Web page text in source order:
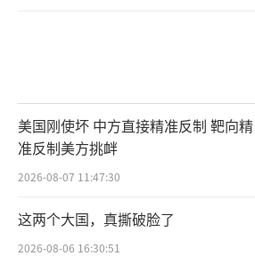
美国刚使坏 中方直接精准反制 靶向精
准反制美方挑衅
2026-08-07 11:47:30
这两个大国，真撕破脸了
2026-08-06 16:30:51